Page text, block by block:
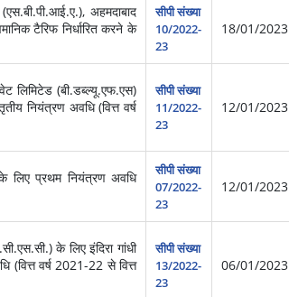
अहमदाबाद
टैरिफ निर्धारित करने के
सीपी संख्या
10/2022-
23
18/01/2023
लिमिटेड (बी.डब्ल्यू.एफ.एस)
नियंत्रण अवधि (वित्त वर्ष
सीपी संख्या
11/2022-
23
12/01/2023
लिए प्रथम नियंत्रण अवधि
सीपी संख्या
07/2022-
23
12/01/2023
के लिए इंदिरा गांधी
(वित्त वर्ष 2021-22 से वित्त
सीपी संख्या
13/2022-
23
06/01/2023